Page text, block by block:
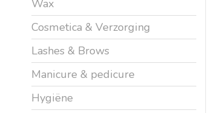
Wax
Cosmetica & Verzorging
Lashes & Brows
Manicure & pedicure
Hygiëne